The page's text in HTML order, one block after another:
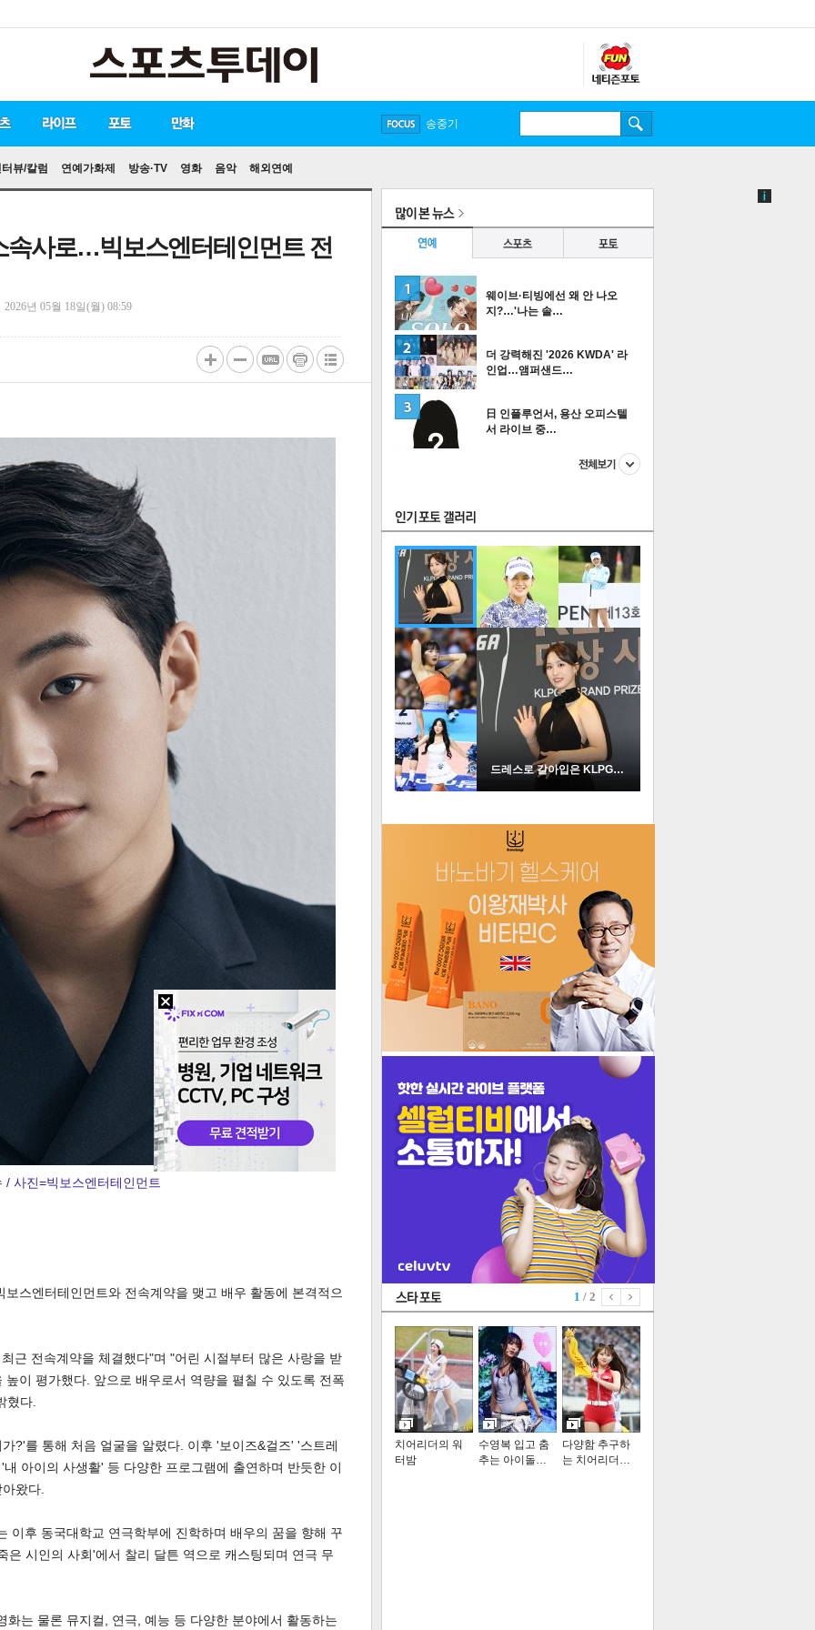
뷰/칼럼 연예가화제 방송·TV 영화 음악 해외연예
라이프 포토
FOCUS
송중기
속사로…빅보스엔터테인먼트 전
2026년 05월 18일(월) 08:59
/ 사진=빅보스엔터테인먼트
스엔터테인먼트와 전속계약을 맺고 배우 활동에 본격적으
근 전속계약을 체결했다"며 "어린 시절부터 많은 사랑을 받
이 평가했다. 앞으로 배우로서 역량을 펼칠 수 있도록 전폭
혔다.
?'를 통해 처음 얼굴을 알렸다. 이후 '보이즈&걸즈' '스트레
아이의 사생활' 등 다양한 프로그램에 출연하며 반듯한 이
왔다.
이후 동국대학교 연극학부에 진학하며 배우의 꿈을 향해 꾸
은 시인의 사회'에서 찰리 달튼 역으로 캐스팅되며 연극 무
화는 물론 뮤지컬, 연극, 예능 등 다양한 분야에서 활동하는
많이 본 뉴스
연예
스포츠 포토
웨이브·티빙에선 왜 안 나오
지?…'나는 솔…
2
더 강력해진 '2026 KWDA' 라
인업…앰퍼샌드…
日 인플루언서, 용산 오피스텔
서 라이브 중…
더보기
인기포토
드레스로 갈아입은 KLPGA …
1 / 2
치어리더의 워
터밤
수영복 입고 춤
추는 아이돌…
다양함 추구하
는 치어리더…